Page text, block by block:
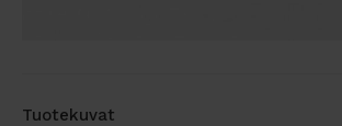
Tuotekuvat